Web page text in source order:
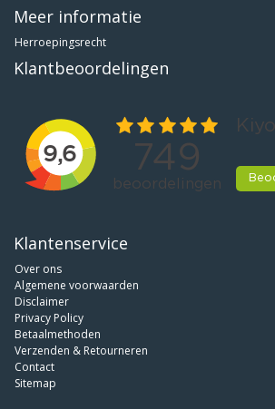
Meer informatie
Herroepingsrecht
Klantbeoordelingen
Klantenservice
Over ons
Algemene voorwaarden
Disclaimer
Privacy Policy
Betaalmethoden
Verzenden & Retourneren
Contact
Sitemap